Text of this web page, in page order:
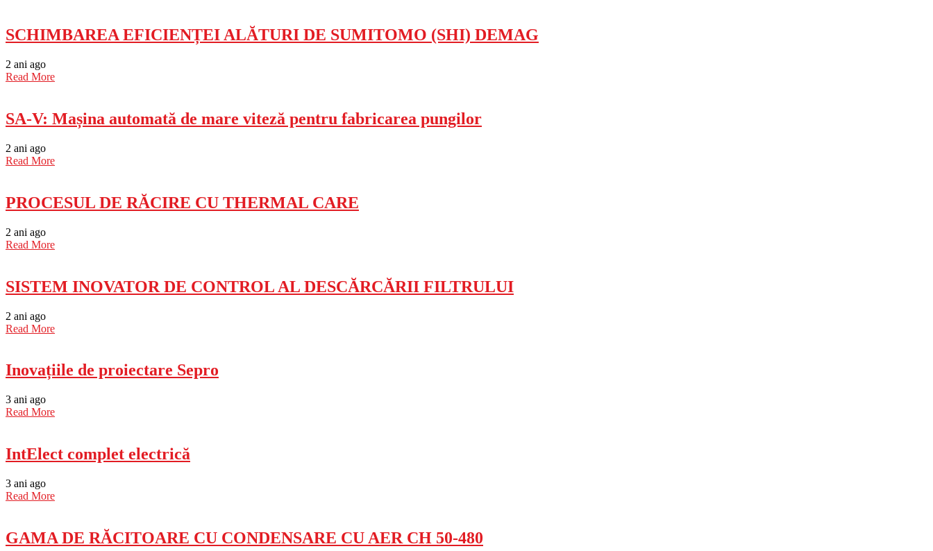
SCHIMBAREA EFICIENȚEI ALĂTURI DE SUMITOMO (SHI) DEMAG
2 ani ago
Read More
SA-V: Mașina automată de mare viteză pentru fabricarea pungilor
2 ani ago
Read More
PROCESUL DE RĂCIRE CU THERMAL CARE
2 ani ago
Read More
SISTEM INOVATOR DE CONTROL AL DESCĂRCĂRII FILTRULUI
2 ani ago
Read More
Inovațiile de proiectare Sepro
3 ani ago
Read More
IntElect complet electrică
3 ani ago
Read More
GAMA DE RĂCITOARE CU CONDENSARE CU AER CH 50-480